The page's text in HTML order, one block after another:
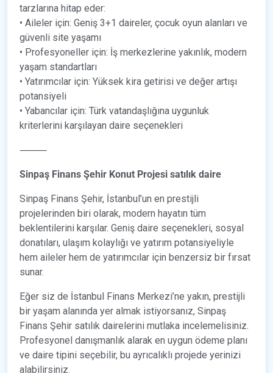
tarzlarına hitap eder:
• Aileler için: Geniş 3+1 daireler, çocuk oyun alanları ve
güvenli site yaşamı
• Profesyoneller için: İş merkezlerine yakınlık, modern
yaşam standartları
• Yatırımcılar için: Yüksek kira getirisi ve değer artışı
potansiyeli
• Yabancılar için: Türk vatandaşlığına uygunluk
kriterlerini karşılayan daire seçenekleri
⸻
Sinpaş Finans Şehir Konut Projesi satılık daire
Sinpaş Finans Şehir, İstanbul’un en prestijli
projelerinden biri olarak, modern hayatın tüm
beklentilerini karşılar. Geniş daire seçenekleri, sosyal
donatıları, ulaşım kolaylığı ve yatırım potansiyeliyle
hem aileler hem de yatırımcılar için benzersiz bir fırsat
sunar.
Eğer siz de İstanbul Finans Merkezi’ne yakın, prestijli
bir yaşam alanında yer almak istiyorsanız, Sinpaş
Finans Şehir satılık dairelerini mutlaka incelemelisiniz.
Profesyonel danışmanlık alarak en uygun ödeme planı
ve daire tipini seçebilir, bu ayrıcalıklı projede yerinizi
alabilirsiniz.